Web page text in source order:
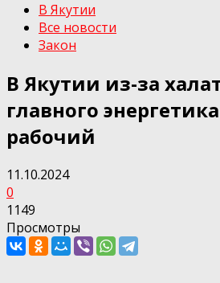
В Якутии
Все новости
Закон
В Якутии из-за
главного
рабочий
11.10.2024
0
1149
Просмотры